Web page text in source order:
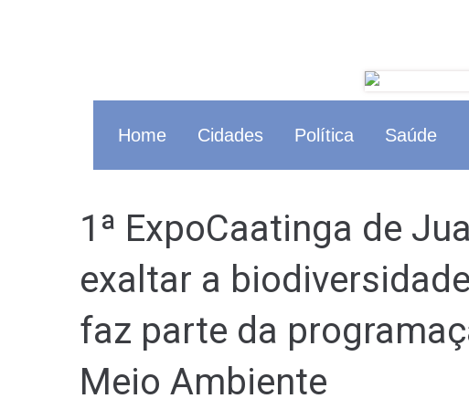
Home Cidades Política Saúde
1ª ExpoCaatinga de
exaltar a
faz parte da
Meio Ambiente